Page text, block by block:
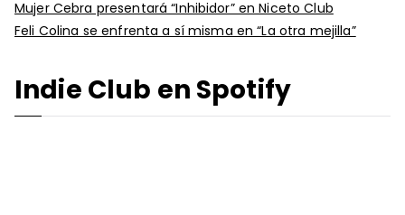
Mujer Cebra presentará “Inhibidor” en Niceto Club
Feli Colina se enfrenta a sí misma en “La otra mejilla”
Indie Club en Spotify